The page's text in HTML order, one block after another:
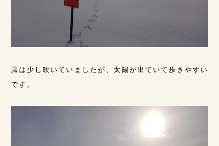
風は少し吹いていましたが、太陽が出ていて歩きやすい
です。